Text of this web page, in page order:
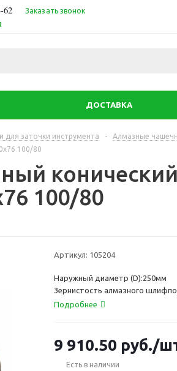
62 Заказать звонок
ДОСТАВКА
для заточки инструмента - Алмазные
100/80
100/80
Артикул: 105204
Наружный диаметр (D):250мм
Зернистость алмазного
Подробнее
9 910.50 руб./
Есть в наличии